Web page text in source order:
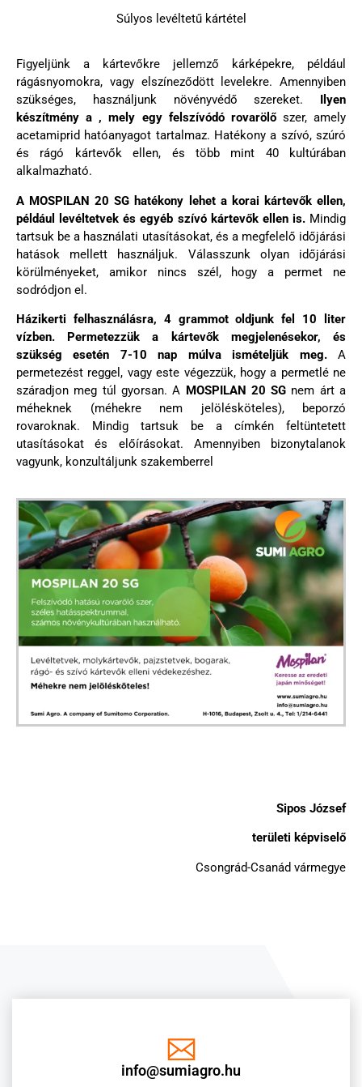
Súlyos levéltetű kártétel
Figyeljünk a kártevőkre jellemző kárképekre, például
rágásnyomokra, vagy elszíneződött levelekre. Amennyiben
szükséges, használjunk növényvédő szereket. Ilyen
készítmény a , mely egy felszívódó rovarölőszer, amely
acetamiprid hatóanyagot tartalmaz. Hatékony a szívó, szúró
és rágó kártevők ellen, és több mint 40 kultúrában
alkalmazható.
A MOSPILAN 20 SG hatékony lehet a korai kártevők ellen,
például levéltetvek és egyéb szívó kártevők ellen is. Mindig
tartsuk be a használati utasításokat, és a megfelelő időjárási
hatások mellett használjuk. Válasszunk olyan időjárási
körülményeket, amikor nincs szél, hogy a permet ne
sodródjon el.
Házikerti felhasználásra, 4 grammot oldjunk fel 10 liter
vízben.
Permetezzük a kártevők megjelenésekor, és
szükség esetén 7-10 nap múlva ismételjük meg. A
permetezést reggel, vagy este végezzük, hogy a permetlé ne
száradjon meg túl gyorsan. A MOSPILAN 20 SG nem árt a
méheknek (méhekre nem jelölésköteles), beporzó
rovaroknak. Mindig tartsuk be a címkén feltüntetett
utasításokat és előírásokat. Amennyiben bizonytalanok
vagyunk, konzultáljunk szakemberrel
Sipos József
területi képviselő
Csongrád-Csanád vármegye
info@sumiagro.hu